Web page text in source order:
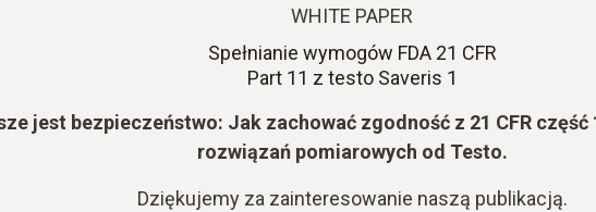
WHITE PAPER
Spełnianie wymogów FDA 21 CFR
Part 11 z testo Saveris 1
jest bezpieczeństwo: Jak zachować zgodność z 21 CFR
rozwiązań pomiarowych od Testo.
Dziękujemy za zainteresowanie naszą publikacją.